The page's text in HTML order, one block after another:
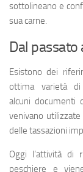
sottolineano e
sua carne.
Dal passato
Esistono dei
ottima varietà
alcuni documenti
venivano
delle tassazioni
Oggi l’attività di
peschiere e